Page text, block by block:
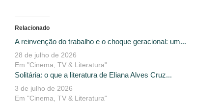
Relacionado
A reinvenção do trabalho e o choque geracional: um...
28 de julho de 2026
Em "Cinema, TV & Literatura"
Solitária: o que a literatura de Eliana Alves Cruz...
3 de julho de 2026
Em "Cinema, TV & Literatura"